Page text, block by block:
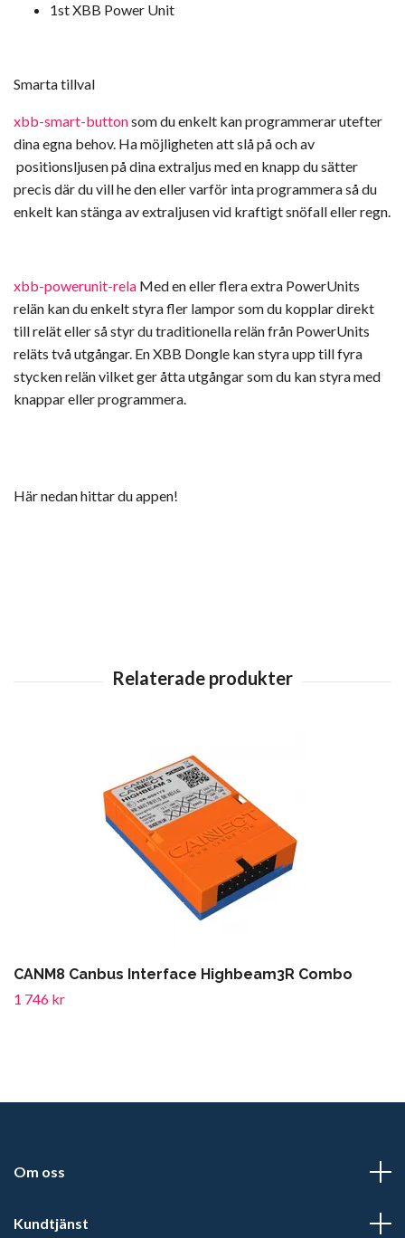
1st XBB Power Unit
Smarta tillval
xbb-smart-buttonsom du enkelt kan programmerar utefter
dina egna behov. Ha möjligheten att slå på och av
positionsljusen på dina extraljus med en knapp du sätter
precis där du vill he den eller varför inta programmera så du
enkelt kan stänga av extraljusen vid kraftigt snöfall eller regn.
xbb-powerunit-rela Med en eller flera extra PowerUnits
relän kan du enkelt styra fler lampor som du kopplar direkt
till relät eller så styr du traditionella relän från PowerUnits
reläts två utgångar. En XBB Dongle kan styra upp till fyra
stycken relän vilket ger åtta utgångar som du kan styra med
knappar eller programmera.
Här nedan hittar du appen!
CANM8 Canbus Interface Highbeam3R Combo
1 746 kr
Om oss
Kundtjänst